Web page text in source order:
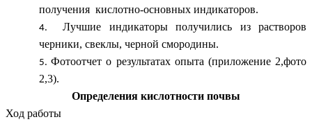
получения кислотно-основных индикаторов.
Лучшие индикаторы получились из растворов
черники, свеклы, черной смородины.
Фотоотчет о результатах опыта (приложение 2,фото
2,3).
Определения кислотности почвы
Ход работы